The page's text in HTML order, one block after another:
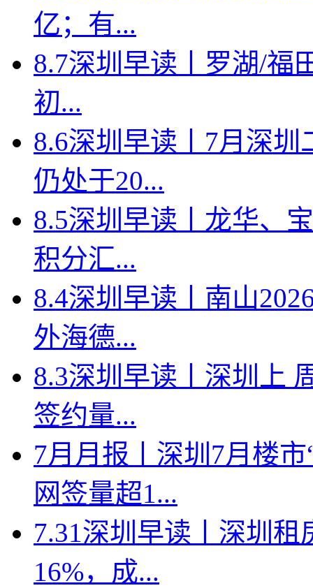
亿；有...
8.7深圳早读丨罗湖/福
初...
8.6深圳早读丨7月深
仍处于20...
8.5深圳早读丨龙华、
积分汇...
8.4深圳早读丨南山
外海德...
8.3深圳早读丨深圳上
签约量...
7月月报丨深圳7月楼
网签量超1...
7.31深圳早读丨深圳
16%，成...